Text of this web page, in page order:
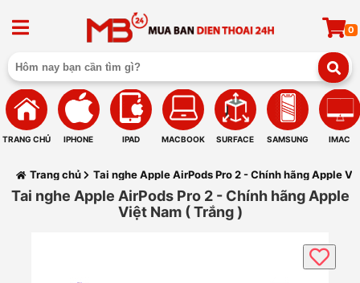
0
TRANG CHỦ IPHONE IPAD MACBOOK SURFACE SAMSUNG IMAC
Trang chủ Tai nghe Apple AirPods Pro 2 - Chính hãng Apple
Tai nghe Apple AirPods Pro 2 - Chính hãng Apple
Việt Nam ( Trắng )